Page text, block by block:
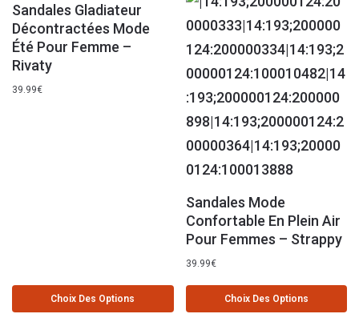
Sandales Gladiateur
Décontractées Mode
Été Pour Femme –
Rivaty
39.99€
Choix Des Options
Sandales Mode
Confortable En Plein Air
Pour Femmes – Strappy
39.99€
Choix Des Options